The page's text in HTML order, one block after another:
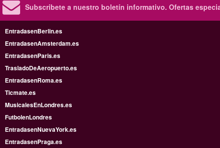
Subscribete a nuestro boletín informativo. Ofertas
EntradasenBerlin.es
EntradasenAmsterdam.es
EntradasenParis.es
TrasladoDeAeropuerto.es
EntradasenRoma.es
Ticmate.es
MusicalesEnLondres.es
FutbolenLondres
EntradasenNuevaYork.es
EntradasenPraga.es